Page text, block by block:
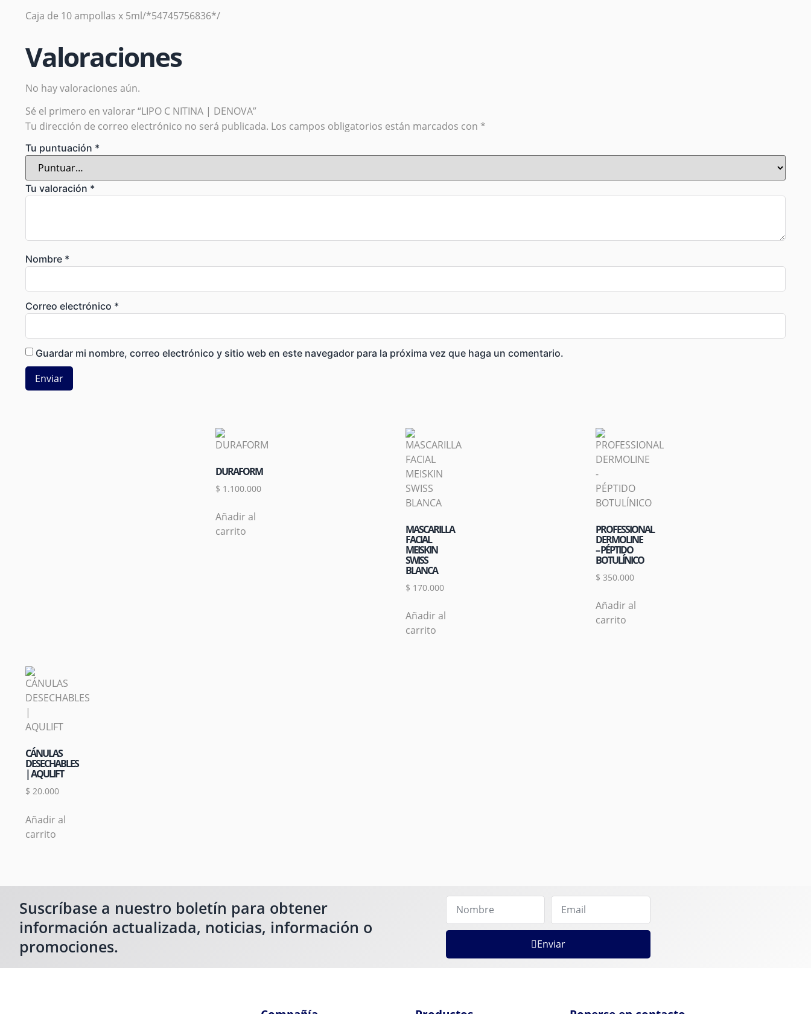
Caja de 10 ampollas x 5ml/*54745756836*/
Valoraciones
No hay valoraciones aún.
Sé el primero en valorar “LIPO C NITINA | DENOVA”
Tu dirección de correo electrónico no será publicada. Los campos obligatorios están marcados con *
Tu puntuación *
Tu valoración *
Nombre *
Correo electrónico *
Guardar mi nombre, correo electrónico y sitio web en este navegador para la próxima vez que haga un comentario.
DURAFORM
$ 1.100.000
Añadir al
carrito
MASCARILLA
FACIAL
MEISKIN
SWISS
BLANCA
$ 170.000
Añadir al
carrito
PROFESSIONAL
DERMOLINE
– PÉPTIDO
BOTULÍNICO
$ 350.000
Añadir al
carrito
CÁNULAS
DESECHABLES
| AQULIFT
$ 20.000
Añadir al
carrito
Suscríbase a nuestro boletín para obtener
información actualizada, noticias, información o
promociones.
Enviar